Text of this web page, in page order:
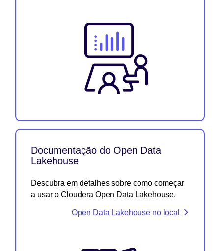
Documentação do Open Data
Lakehouse
Descubra em detalhes sobre como começar
a usar o Cloudera Open Data Lakehouse.
Open Data Lakehouse no local